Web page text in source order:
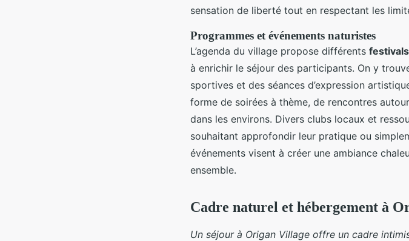
sensation de liberté tout en respectant les
Programmes et événements naturistes
L’agenda du village propose différents
à enrichir le séjour des participants. On y
sportives et des séances d’expression
forme de soirées à thème, de rencontres
dans les environs. Divers clubs locaux et
souhaitant approfondir leur pratique ou
événements visent à créer une ambiance
ensemble.
Cadre naturel et hébergement à
Un séjour à Origan Village offre un cadre